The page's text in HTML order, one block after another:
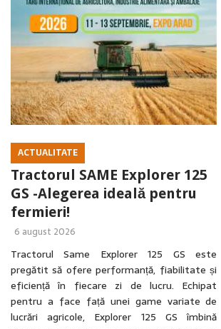
fără evaluări independente,
ACTUALITATE
Tractorul SAME Explorer 125
GS -Alegerea ideală pentru
fermieri!
6 august 2026
Tractorul Same Explorer 125 GS este
pregătit să ofere performanță, fiabilitate și
eficiență în fiecare zi de lucru. Echipat
pentru a face față unei game variate de
lucrări agricole, Explorer 125 GS îmbină